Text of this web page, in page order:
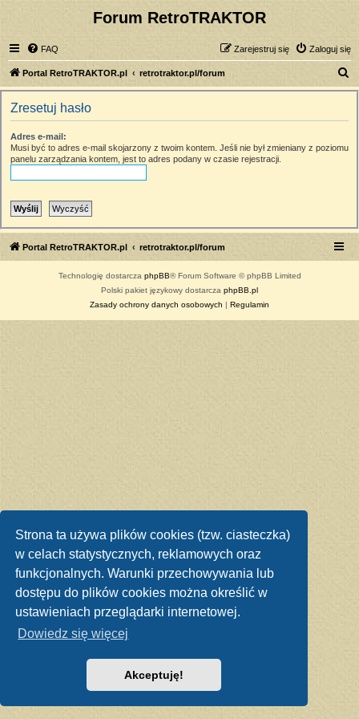
Strona ta używa plików cookies (tzw. ciasteczka)
w celach statystycznych, reklamowych oraz
funkcjonalnych. Warunki przechowywania lub
dostępu do plików cookies można określić w
ustawieniach przeglądarki internetowej.
Dowiedz się więcej
Akceptuję!
Forum RetroTRAKTOR
FAQ Zaloguj się
Zarejestruj się
Portal RetroTRAKTOR.pl retrotraktor.pl/forum
z
Zresetuj hasło
Adres e-mail:
Musi być to adres e-mail skojarzony z twoim kontem. Jeśli nie był zmieniany z poziomu
panelu zarządzania kontem, jest to adres podany w czasie rejestracji.
Portal RetroTRAKTOR.pl retrotraktor.pl/forum
Technologię dostarcza phpBB® Forum Software © phpBB Limited
Polski pakiet językowy dostarcza phpBB.pl
Zasady ochrony danych osobowych | Regulamin